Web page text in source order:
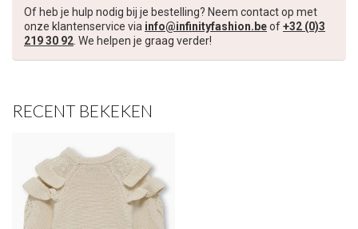
Of heb je hulp nodig bij je bestelling? Neem contact op met
onze klantenservice via info@infinityfashion.beof+32 (0)3
219 30 92. We helpen je graag verder!
RECENT BEKEKEN
over onze nieuwe collectie, en ontvang5 euro kortingop je
volgende aankoop! 😀
Inschrijven
Je korting is geldig bij een minimale bestelwaarde van €45,00